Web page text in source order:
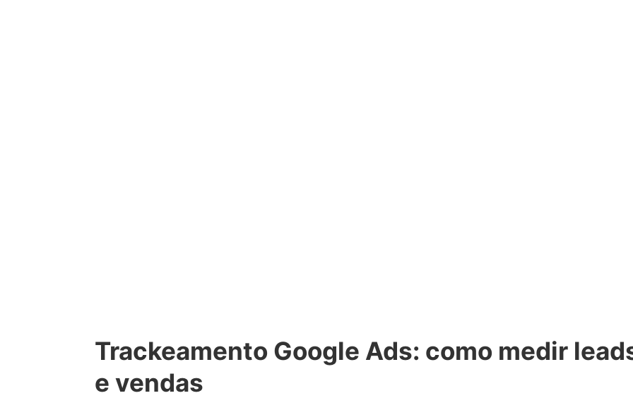
Trackeamento Google Ads: como medir
e vendas